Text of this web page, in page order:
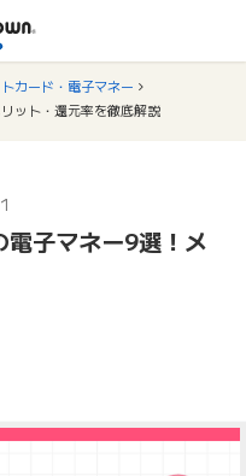
カード・電子マネー
ット・還元率を徹底解説
電子マネー9選！メ